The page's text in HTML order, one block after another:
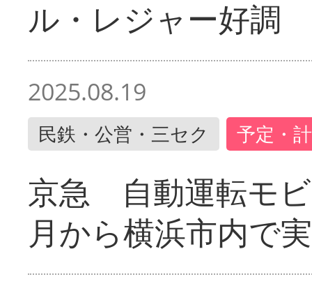
ル・レジャー好調
2025.08.19
民鉄・公営・三セク 予定・
京急 自動運転モ
月から横浜市内で